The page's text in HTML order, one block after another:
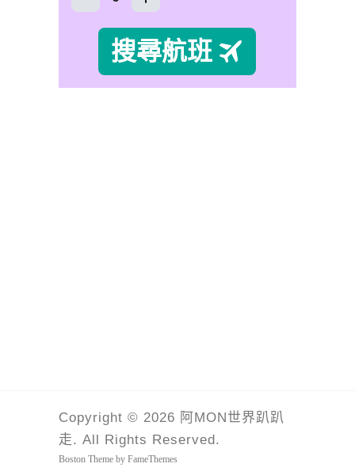
Copyright © 2026 阿MON世界趴趴
走. All Rights Reserved.
Boston Theme by FameThemes